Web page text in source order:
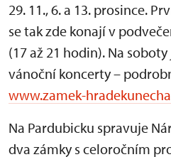
29. 11., 6. a 13. prosince.
se tak zde konají v
(17 až 21 hodin). Na
vánoční koncerty –
www.zamek-
Na Pardubicku spravuje
dva zámky s celoročním